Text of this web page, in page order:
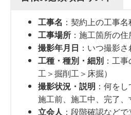
工事名 ：契約上の工事名
工事場所 ：施工箇所の
撮影年月日 ：いつ撮影
工種・種別・細別 ：工
工＞掘削工＞床掘）
撮影状況・説明 ：何を
施工前、施工中、完了、
立会人 ：段階確認など